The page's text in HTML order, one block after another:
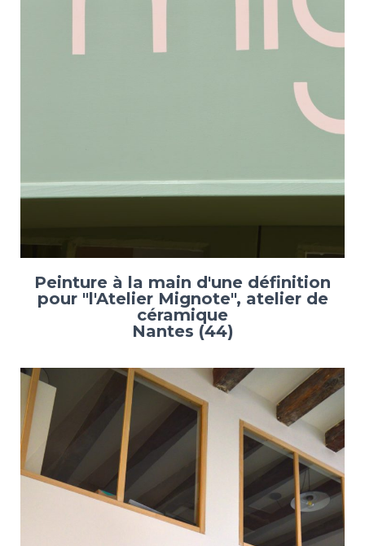
Peinture à la main d'une définition
pour "l'Atelier Mignote", atelier de
céramique
Nantes (44)